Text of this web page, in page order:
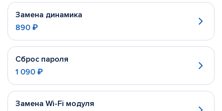
Замена динамика
890 ₽
Сброс пароля
1 090 ₽
Замена Wi-Fi модуля